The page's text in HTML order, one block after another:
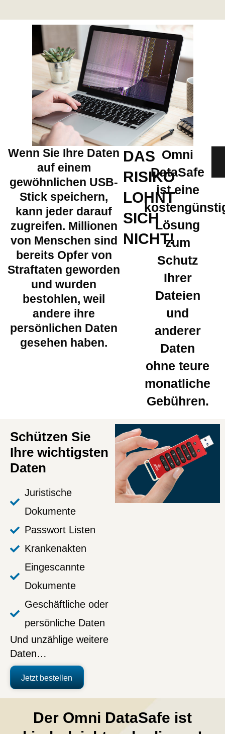
Wenn Sie Ihre Daten
auf einem
gewöhnlichen USB-
Stick speichern,
kann jeder darauf
zugreifen. Millionen
von Menschen sind
bereits Opfer von
Straftaten geworden
und wurden
bestohlen, weil
andere ihre
persönlichen Daten
gesehen haben.
DAS
RISIKO
LOHNT
SICH
NICHT!
Omni
DataSafe
ist eine
Lösung
zum
Schutz
Ihrer
Dateien
und
anderer
Daten
ohne teure
monatliche
Gebühren.
Schützen Sie
Ihre wichtigsten
Daten
Juristische
Dokumente
Passwort Listen
Krankenakten
Eingescannte
Dokumente
Geschäftliche oder
persönliche Daten
Und unzählige weitere
Daten…
Jetzt bestellen
Der Omni DataSafe ist